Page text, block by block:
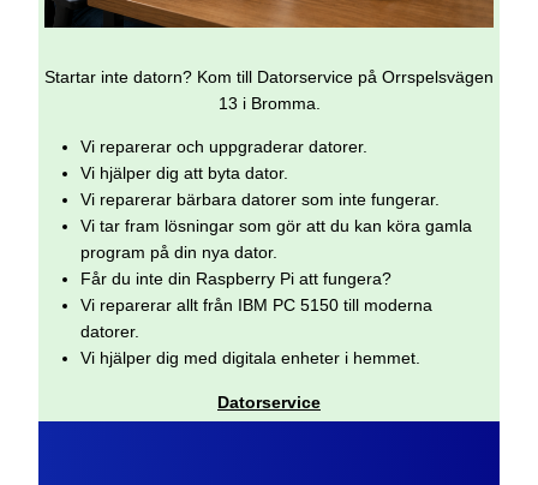
Startar inte datorn? Kom till Datorservice på Orrspelsvägen
13 i Bromma.
Vi reparerar och uppgraderar datorer.
Vi hjälper dig att byta dator.
Vi reparerar bärbara datorer som inte fungerar.
Vi tar fram lösningar som gör att du kan köra gamla
program på din nya dator.
Får du inte din Raspberry Pi att fungera?
Vi reparerar allt från IBM PC 5150 till moderna
datorer.
Vi hjälper dig med digitala enheter i hemmet.
Datorservice